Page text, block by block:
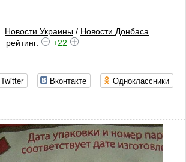
Новости Украины / Новости Донбаса
рейтинг: +22
Twitter Вконтакте
Одноклассники